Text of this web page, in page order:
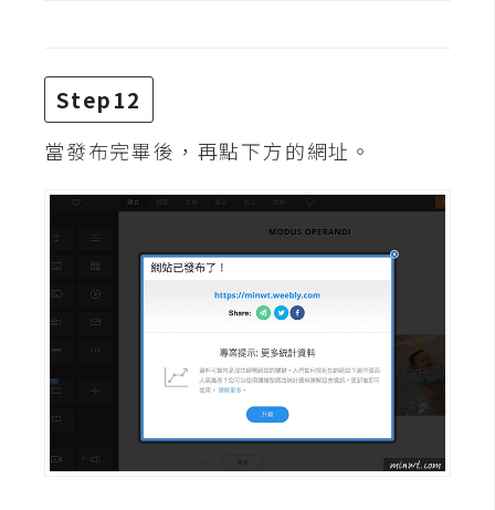
作
提
案
Step12
當發布完畢後，再點下方的網址。